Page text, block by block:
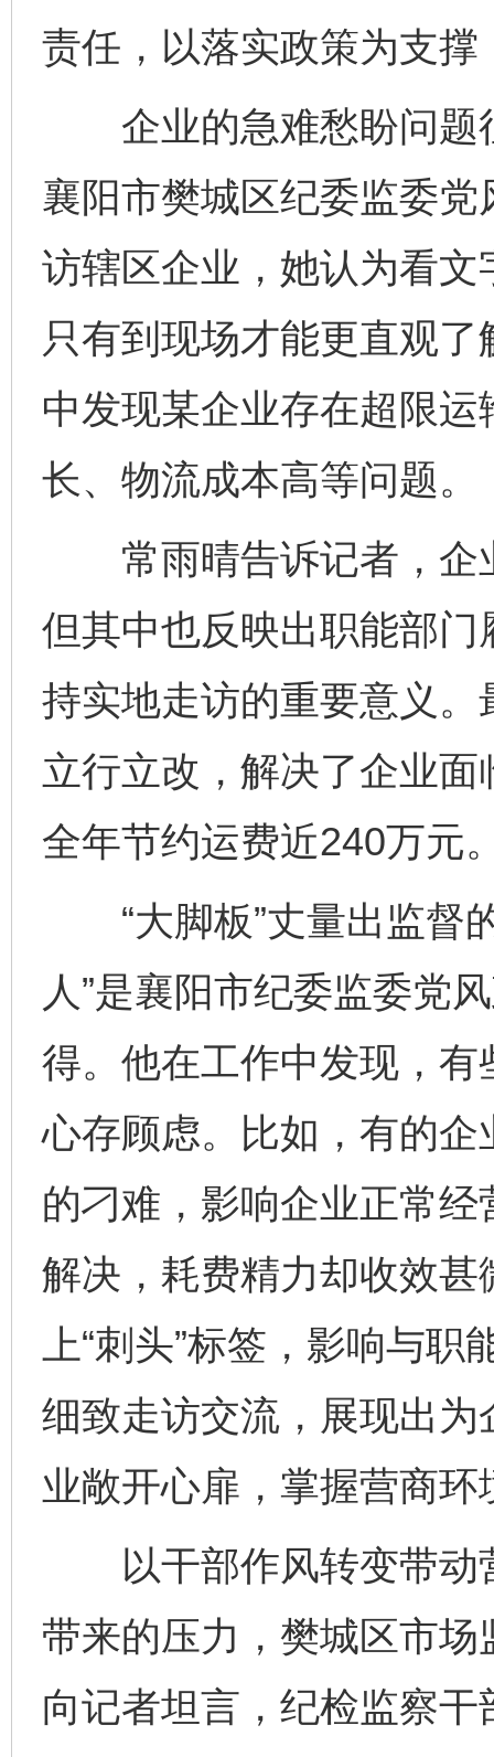
责任，以落实政策为支撑
企业的急难愁盼问题
襄阳市樊城区纪委监委
访辖区企业，她认为看
只有到现场才能更直观
中发现某企业存在超限
长、物流成本高等问题。
常雨晴告诉记者，企
但其中也反映出职能部
持实地走访的重要意义
立行立改，解决了企业
全年节约运费近240万元
“大脚板”丈量出监督的
人”是襄阳市纪委监委党
得。他在工作中发现，
心存顾虑。比如，有的
的刁难，影响企业正常
解决，耗费精力却收效甚
上“刺头”标签，影响与
细致走访交流，展现出
业敞开心扉，掌握营商
以干部作风转变带动
带来的压力，樊城区市
向记者坦言，纪检监察